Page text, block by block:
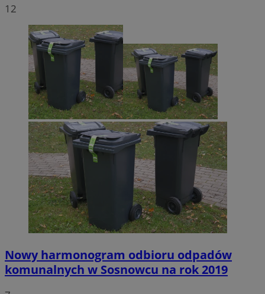
12
Nowy harmonogram odbioru odpadów
komunalnych w Sosnowcu na rok 2019